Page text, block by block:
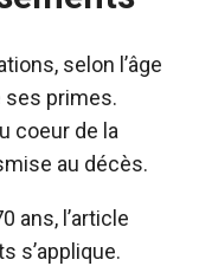
selon l’âge
ses primes.
coeur de la
au décès.
ans, l’article
s’applique.